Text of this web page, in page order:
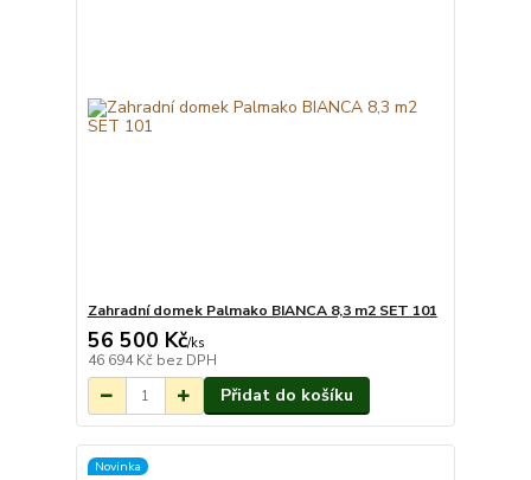
Zahradní domek Palmako BIANCA 8,3 m2 SET 101
56 500 Kč/ks
46 694 Kč bez DPH
Přidat do košíku
Novinka